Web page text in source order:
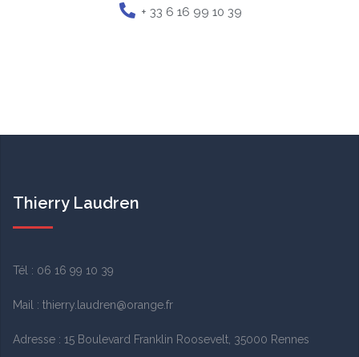
+ 33 6 16 99 10 39
Thierry Laudren
Tél : 06 16 99 10 39
Mail : thierry.laudren@orange.fr
Adresse : 15 Boulevard Franklin Roosevelt, 35000 Rennes